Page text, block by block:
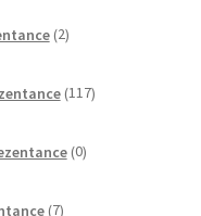
2izdelka
117izdelkov
0izdelkov
7